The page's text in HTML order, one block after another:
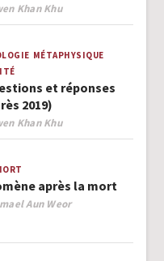
Khan Khu
MÉTAPHYSIQUE
et réponses
2019)
Khan Khu
après la mort
Aun Weor